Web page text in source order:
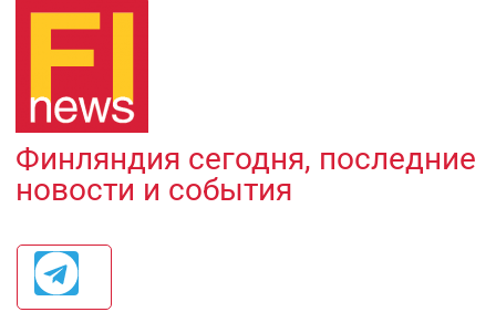
Финляндия сегодня, последние
новости и события